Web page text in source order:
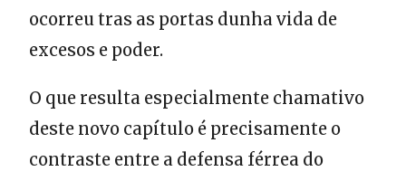
ocorreu tras as portas dunha vida de
excesos e poder.
O que resulta especialmente chamativo
deste novo capítulo é precisamente o
contraste entre a defensa férrea do